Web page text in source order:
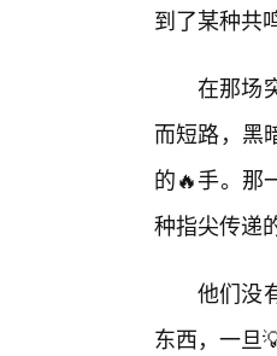
到了某种共
在那场
而短路，黑
的🔥手。那
种指尖传递
他们没
东西，一旦